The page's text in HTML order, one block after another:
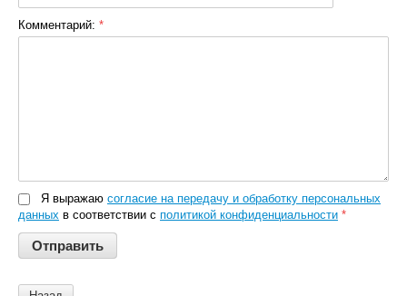
Комментарий: *
Я выражаю согласие на передачу и обработку персональных
данных в соответствии с политикой конфиденциальности *